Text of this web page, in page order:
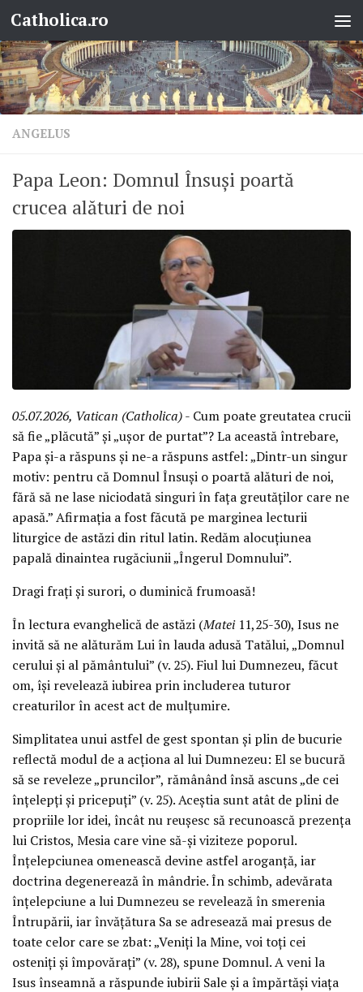
Skip to content
Catholica.ro
ANGELUS
Papa Leon: Domnul Însuși poartă
crucea alături de noi
05.07.2026, Vatican (Catholica)- Cum poate greutatea crucii
să fie „plăcută” și „ușor de purtat”? La această întrebare,
Papa și-a răspuns și ne-a răspuns astfel: „Dintr-un singur
motiv: pentru că Domnul Însuși o poartă alături de noi,
fără să ne lase niciodată singuri în fața greutăților care ne
apasă.” Afirmația a fost făcută pe marginea lecturii
liturgice de astăzi din ritul latin. Redăm alocuțiunea
papală dinaintea rugăciunii „Îngerul Domnului”.
Dragi frați și surori, o duminică frumoasă!
În lectura evanghelică de astăzi (Matei11,25-30), Isus ne
invită să ne alăturăm Lui în lauda adusă Tatălui, „Domnul
cerului și al pământului” (v. 25). Fiul lui Dumnezeu, făcut
om, își revelează iubirea prin includerea tuturor
creaturilor în acest act de mulțumire.
Simplitatea unui astfel de gest spontan și plin de bucurie
reflectă modul de a acționa al lui Dumnezeu: El se bucură
să se reveleze „pruncilor”, rămânând însă ascuns „de cei
înțelepți și pricepuți” (v. 25). Aceștia sunt atât de plini de
propriile lor idei, încât nu reușesc să recunoască prezența
lui Cristos, Mesia care vine să-și viziteze poporul.
Înțelepciunea omenească devine astfel aroganță, iar
doctrina degenerează în mândrie. În schimb, adevărata
înțelepciune a lui Dumnezeu se revelează în smerenia
Întrupării, iar învățătura Sa se adresează mai presus de
toate celor care se zbat: „Veniți la Mine, voi toți cei
osteniți și împovărați” (v. 28), spune Domnul. A veni la
Isus înseamnă a răspunde iubirii Sale și a împărtăși viața